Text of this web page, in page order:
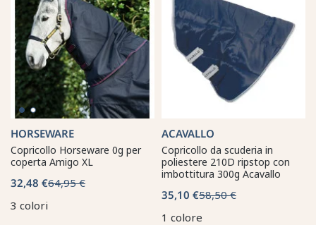
HORSEWARE
Copricollo Horseware 0g per
coperta Amigo XL
32,48 €64,95 €
3 colori
ACAVALLO
Copricollo da scuderia in
poliestere 210D ripstop con
imbottitura 300g Acavallo
35,10 €58,50 €
1 colore